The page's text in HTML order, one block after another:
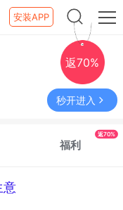
安装APP
返70%
秒开进入
福利
返70%
意